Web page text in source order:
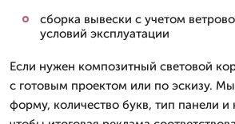
сборка вывески с учетом
условий эксплуатации
Если нужен композитный световой
с готовым проектом или по эскизу.
форму, количество букв, тип панели и